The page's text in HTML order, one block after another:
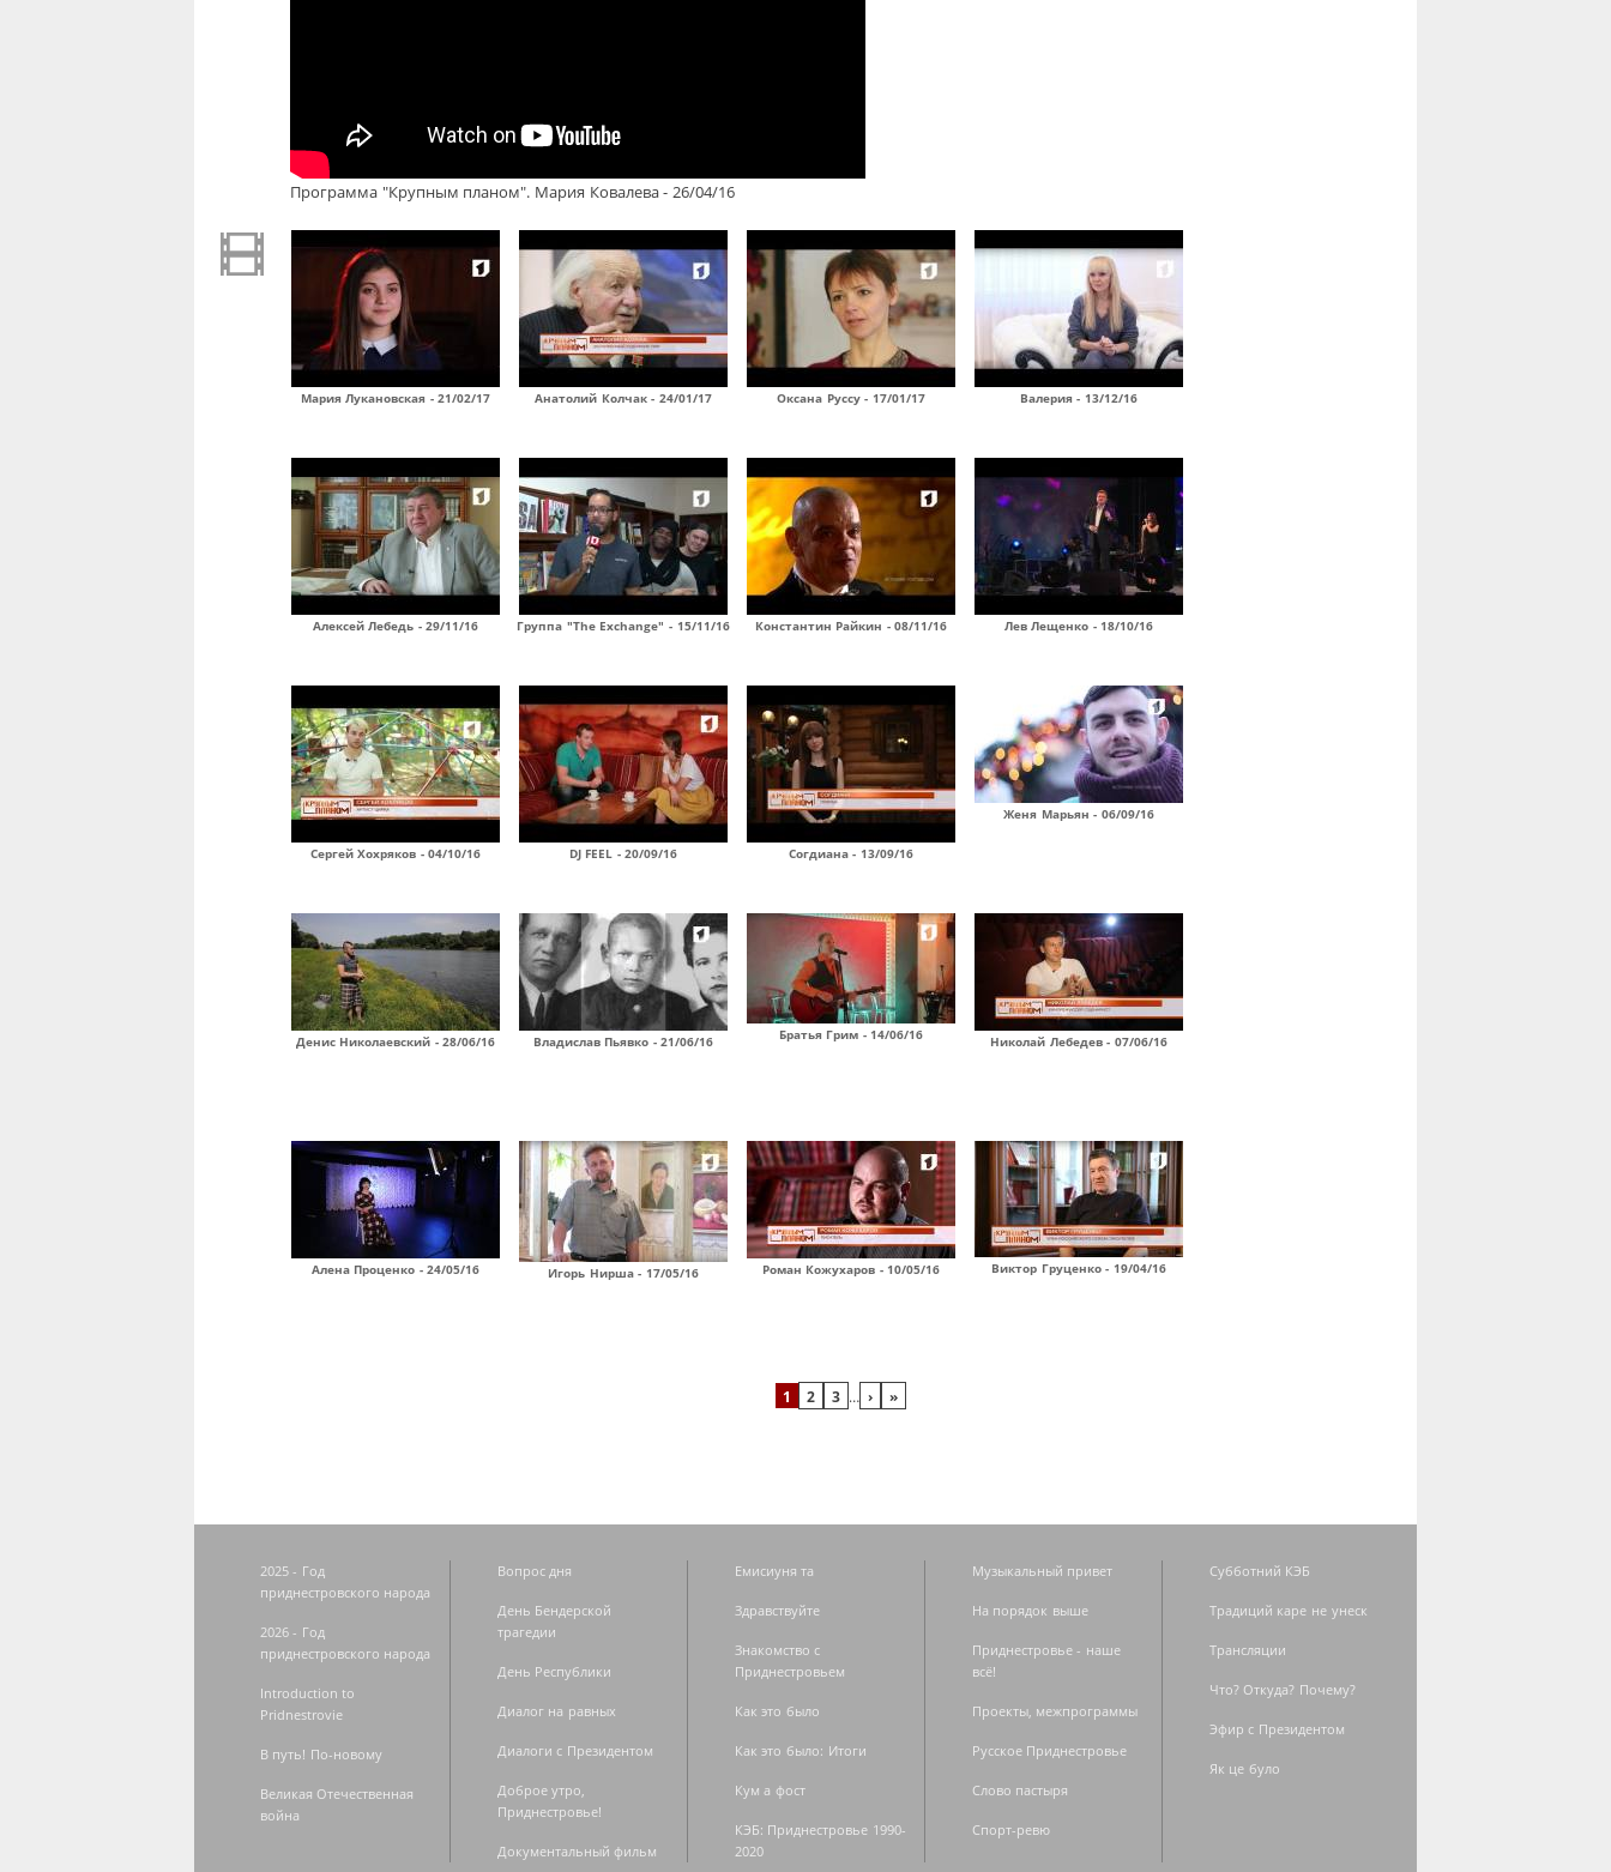
Программа "Крупным планом". Мария Ковалева - 26/04/16
Мария Лукановская - 21/02/17 Анатолий Колчак - 24/01/17 Оксана Руссу - 17/01/17 Валерия - 13/12/16
Алексей Лебедь - 29/11/16 Группа "The Exchange" - 15/11/16 Константин Райкин - 08/11/16 Лев Лещенко - 18/10/16
Сергей Хохряков - 04/10/16 DJ FEEL - 20/09/16 Согдиана - 13/09/16
Женя Марьян - 06/09/16
Денис Николаевский - 28/06/16 Владислав Пьявко - 21/06/16 Братья Грим - 14/06/16 Николай Лебедев - 07/06/16
Алена Проценко - 24/05/16 Игорь Нирша - 17/05/16 Роман Кожухаров - 10/05/16 Виктор Груценко - 19/04/16
1 2 3 … › »
2025 - Год
приднестровского народа
2026 - Год
приднестровского народа
Introduction to
Pridnestrovie
В путь! По-новому
Великая Отечественная
война
Вопрос дня
День Бендерской
трагедии
День Республики
Диалог на равных
Диалоги с Президентом
Доброе утро,
Приднестровье!
Документальный фильм
Емисиуня та
Здравствуйте
Знакомство с
Приднестровьем
Как это было
Как это было: Итоги
Кум а фост
КЭБ: Приднестровье 1990-
2020
Музыкальный привет
На порядок выше
Приднестровье - наше
всё!
Проекты, межпрограммы
Русское Приднестровье
Слово пастыря
Спорт-ревю
Субботний КЭБ
Традиций каре не унеск
Трансляции
Что? Откуда? Почему?
Эфир с Президентом
Як це було